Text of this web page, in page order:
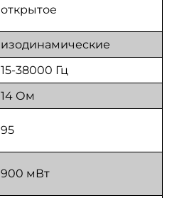
открытое
изодинамические
15-38000 Гц
14 Ом
95
900 мВт